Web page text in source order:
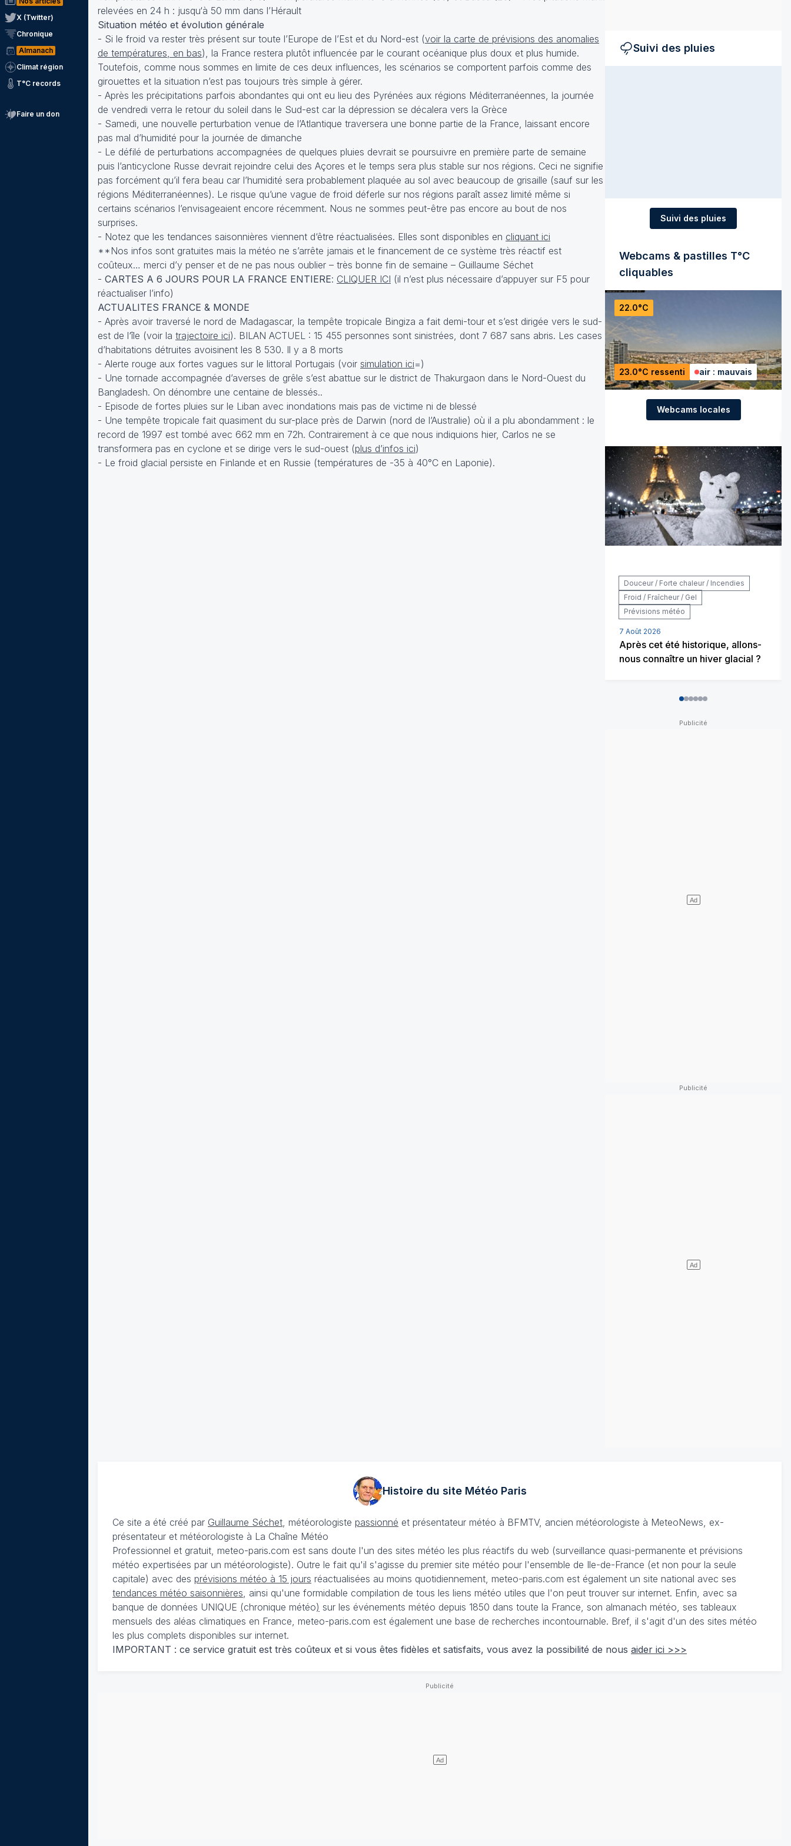
X (Twitter)
Chronique
Almanach
Climat région
T°C records
Faire un don
relevées en 24 h : jusqu‘à 50 mm dans l’Hérault
Situation météo et évolution générale
- Si le froid va rester très présent sur toute l’Europe de l’Est et du Nord-est (voir la carte de prévisions des anomalies
de températures, en bas), la France restera plutôt influencée par le courant océanique plus doux et plus humide.
Toutefois, comme nous sommes en limite de ces deux influences, les scénarios se comportent parfois comme des
girouettes et la situation n’est pas toujours très simple à gérer.
- Après les précipitations parfois abondantes qui ont eu lieu des Pyrénées aux régions Méditerranéennes, la journée
de vendredi verra le retour du soleil dans le Sud-est car la dépression se décalera vers la Grèce
- Samedi, une nouvelle perturbation venue de l’Atlantique traversera une bonne partie de la France, laissant encore
pas mal d’humidité pour la journée de dimanche
- Le défilé de perturbations accompagnées de quelques pluies devrait se poursuivre en première parte de semaine
puis l’anticyclone Russe devrait rejoindre celui des Açores et le temps sera plus stable sur nos régions. Ceci ne signifie
pas forcément qu’il fera beau car l’humidité sera probablement plaquée au sol avec beaucoup de grisaille (sauf sur les
régions Méditerranéennes). Le risque qu’une vague de froid déferle sur nos régions paraît assez limité même si
certains scénarios l’envisageaient encore récemment. Nous ne sommes peut-être pas encore au bout de nos
surprises.
- Notez que les tendances saisonnières viennent d‘être réactualisées. Elles sont disponibles en cliquant ici
**Nos infos sont gratuites mais la météo ne s’arrête jamais et le financement de ce système très réactif est
coûteux… merci d’y penser et de ne pas nous oublier – très bonne fin de semaine – Guillaume Séchet
- CARTES A 6 JOURS POUR LA FRANCE ENTIERE: CLIQUER ICI (il n’est plus nécessaire d’appuyer sur F5 pour
réactualiser l’info)
ACTUALITES FRANCE & MONDE
- Après avoir traversé le nord de Madagascar, la tempête tropicale Bingiza a fait demi-tour et s’est dirigée vers le sud-
est de l‘île (voir la trajectoire ici). BILAN ACTUEL : 15 455 personnes sont sinistrées, dont 7 687 sans abris. Les cases
d’habitations détruites avoisinent les 8 530. Il y a 8 morts
- Alerte rouge aux fortes vagues sur le littoral Portugais (voir simulation ici=)
- Une tornade accompagnée d’averses de grêle s’est abattue sur le district de Thakurgaon dans le Nord-Ouest du
Bangladesh. On dénombre une centaine de blessés..
- Episode de fortes pluies sur le Liban avec inondations mais pas de victime ni de blessé
- Une tempête tropicale fait quasiment du sur-place près de Darwin (nord de l’Australie) où il a plu abondamment : le
record de 1997 est tombé avec 662 mm en 72h. Contrairement à ce que nous indiquions hier, Carlos ne se
transformera pas en cyclone et se dirige vers le sud-ouest (plus d’infos ici)
- Le froid glacial persiste en Finlande et en Russie (températures de -35 à 40°C en Laponie).
Suivi des pluies
Suivi des pluies
Webcams & pastilles T°C
cliquables
22.0°C
23.0°C ressenti air : mauvais
Webcams locales
Douceur / Forte chaleur / Incendies
Froid / Fraîcheur / Gel
Prévisions météo
7 Août 2026
Après cet été historique, allons-
nous connaître un hiver glacial ?
012345
Histoire du site MétéoParis
Ce site a été créé par Guillaume Séchet , météorologiste passionné et présentateur météo à BFMTV, ancien météorologiste à MeteoNews, ex-
présentateur et météorologiste à La Chaîne Météo
Professionnel et gratuit, meteo-paris.com est sans doute l'un des sites météo les plus réactifs du web (surveillance quasi-permanente et prévisions
météo expertisées par un météorologiste). Outre le fait qu'il s'agisse du premier site météo pour l'ensemble de Ile-de-France (et non pour la seule
capitale) avec des prévisions météo à 15 jours réactualisées au moins quotidiennement, meteo-paris.com est également un site national avec ses
tendances météo saisonnières , ainsi qu'une formidable compilation de tous les liens météo utiles que l'on peut trouver sur internet. Enfin, avec sa
banque de données UNIQUE (chronique météo) sur les événements météo depuis 1850 dans toute la France, son almanach météo, ses tableaux
mensuels des aléas climatiques en France, meteo-paris.com est également une base de recherches incontournable. Bref, il s'agit d'un des sites météo
les plus complets disponibles sur internet.
IMPORTANT : ce service gratuit est très coûteux et si vous êtes fidèles et satisfaits, vous avez la possibilité de nous aider ici >>>